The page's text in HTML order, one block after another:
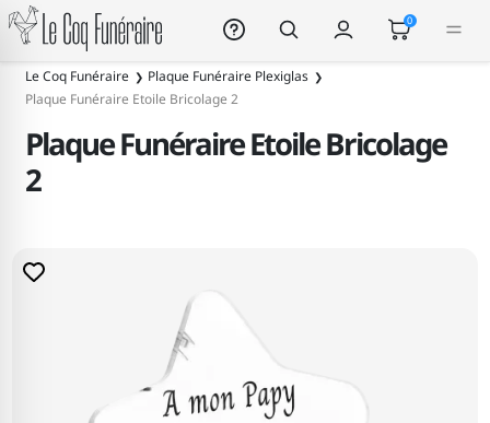
Le Coq Funéraire 0
Le Coq Funéraire
Plaque Funéraire Plexiglas
Plaque Funéraire Etoile Bricolage 2
Plaque Funéraire Etoile Bricolage
2